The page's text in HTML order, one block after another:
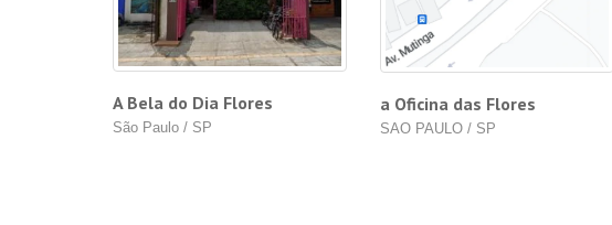
A Bela do Dia Flores
São Paulo / SP
a Oficina das Flores
SAO PAULO / SP